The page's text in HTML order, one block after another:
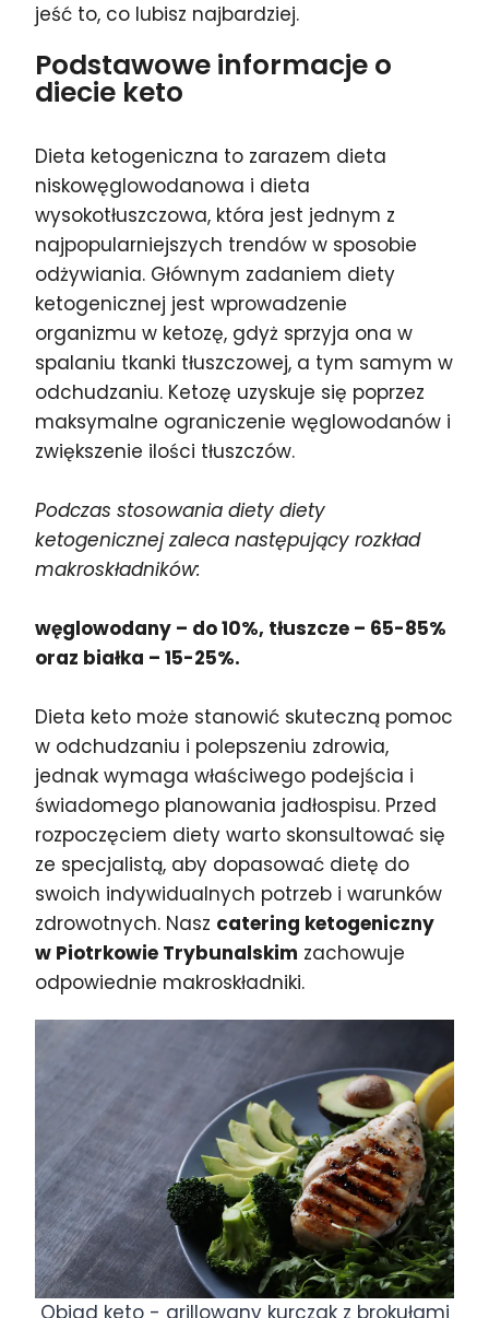
jeść to, co lubisz najbardziej.
Podstawowe informacje o
diecie keto
Dieta ketogeniczna to zarazem dieta
niskowęglowodanowa i dieta
wysokotłuszczowa, która jest jednym z
najpopularniejszych trendów w sposobie
odżywiania. Głównym zadaniem diety
ketogenicznej jest wprowadzenie
organizmu w ketozę, gdyż sprzyja ona w
spalaniu tkanki tłuszczowej, a tym samym w
odchudzaniu. Ketozę uzyskuje się poprzez
maksymalne ograniczenie węglowodanów i
zwiększenie ilości tłuszczów.
Podczas stosowania diety diety
ketogenicznej zaleca następujący rozkład
makroskładników:
węglowodany – do 10%, tłuszcze – 65-85%
oraz białka – 15-25%.
Dieta keto może stanowić skuteczną pomoc
w odchudzaniu i polepszeniu zdrowia,
jednak wymaga właściwego podejścia i
świadomego planowania jadłospisu. Przed
rozpoczęciem diety warto skonsultować się
ze specjalistą, aby dopasować dietę do
swoich indywidualnych potrzeb i warunków
zdrowotnych. Nasz catering ketogeniczny
w Piotrkowie Trybunalskim zachowuje
odpowiednie makroskładniki.